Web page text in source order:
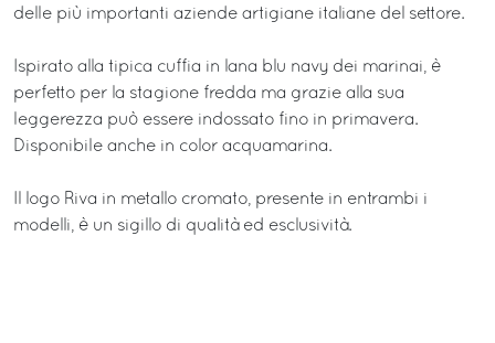
delle più importanti aziende artigiane italiane del settore.
Ispirato alla tipica cuffia in lana blu navy dei marinai, è
perfetto per la stagione fredda ma grazie alla sua
leggerezza può essere indossato fino in primavera.
Disponibile anche in color acquamarina.
Il logo Riva in metallo cromato, presente in entrambi i
modelli, è un sigillo di qualità ed esclusività.